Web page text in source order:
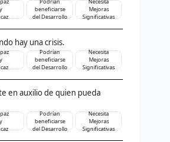
y
beneficiarse
del Desarrollo
Mejoras
Significativas
hay una crisis.
y
Podrían
beneficiarse
del Desarrollo
Necesita
Mejoras
Significativas
en auxilio de quien pueda
y
Podrían
beneficiarse
del Desarrollo
Necesita
Mejoras
Significativas